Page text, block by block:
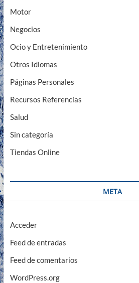
Motor
Negocios
Ocio y Entretenimiento
Otros Idiomas
Páginas Personales
Recursos Referencias
Salud
Sin categoría
Tiendas Online
META
Acceder
Feed de entradas
Feed de comentarios
WordPress.org